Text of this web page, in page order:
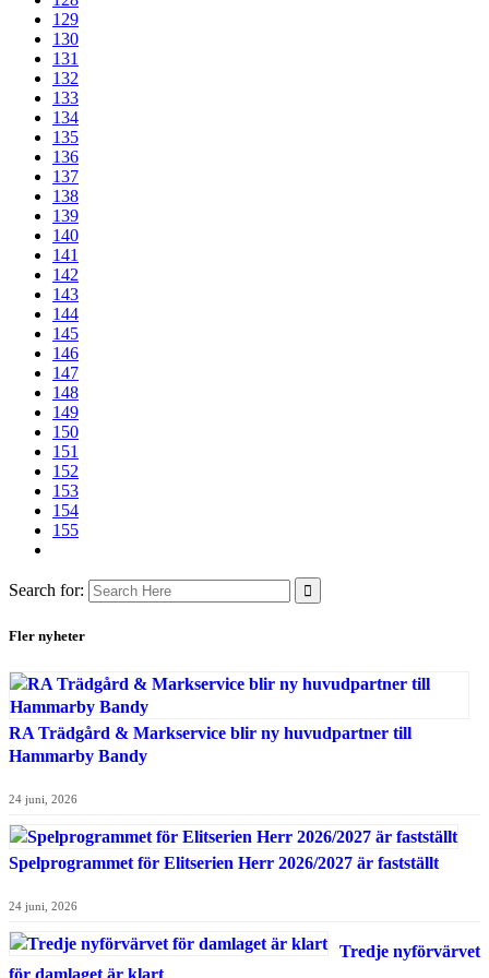
129
130
131
132
133
134
135
136
137
138
139
140
141
142
143
144
145
146
147
148
149
150
151
152
153
154
155
Search for:
Fler nyheter
RA Trädgård & Markservice blir ny huvudpartner till
Hammarby Bandy
24 juni, 2026
Spelprogrammet för Elitserien Herr 2026/2027 är fastställt
24 juni, 2026
Tredje nyförvärvet
för damlaget är klart